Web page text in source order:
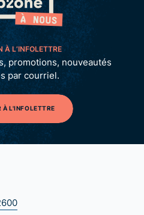
À L’INFOLETTRE
promotions, nouveautés
par courriel.
À L'INFOLETTRE